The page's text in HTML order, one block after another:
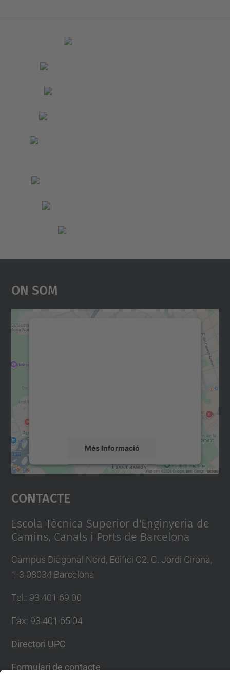
On Som
Més Informació
Accepta
powered by
Contacte
Escola Tècnica Superior d'Enginyeria de
Camins, Canals i Ports de Barcelona
Campus Diagonal Nord, Edifici C2. C. Jordi Girona,
1-3 08034 Barcelona
Tel.: 93 401 69 00
Fax: 93 401 65 04
Directori UPC
Formulari de contacte